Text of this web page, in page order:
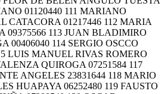
01120440 111 MARIANO
CATACORA 01217446 112 MARIA
09375566 113 JUAN BLADIMIRO
00406040 114 SERGIO OSCCO
LUIS MANUEL RIVAS ROMERO
QUIROGA 07251584 117
ANGELES 23831644 118 MARIO
HUAPAYA 06252480 119 FAUSTO